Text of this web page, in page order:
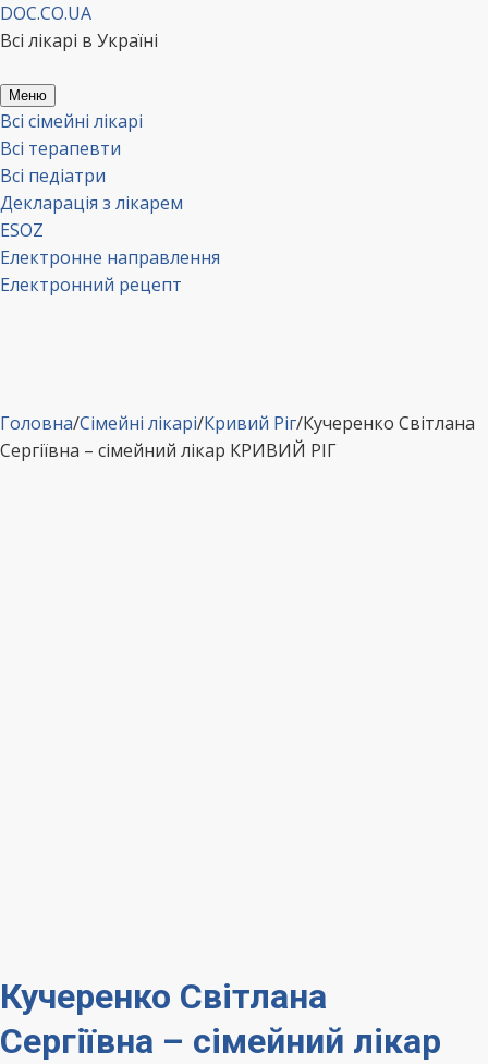
Перейти
до
DOC.CO.UA
Всі лікарі в Україні
Меню
Всі сімейні лікарі
Всі терапевти
Всі педіатри
Декларація з лікарем
ESOZ
Електронне направлення
Електронний рецепт
Головна/Сімейні лікарі/Кривий Ріг/Кучеренко Світлана
Сергіївна – сімейний лікар КРИВИЙ РІГ
Кучеренко Світлана
Сергіївна – сімейний лікар